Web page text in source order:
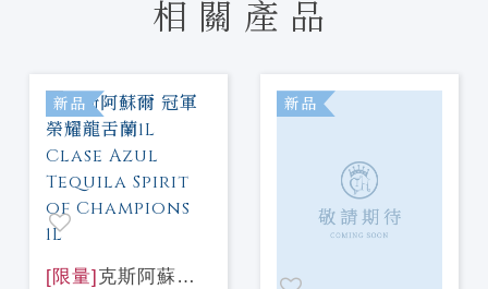
相關產品
新品
[限量] 克斯阿蘇爾
新品